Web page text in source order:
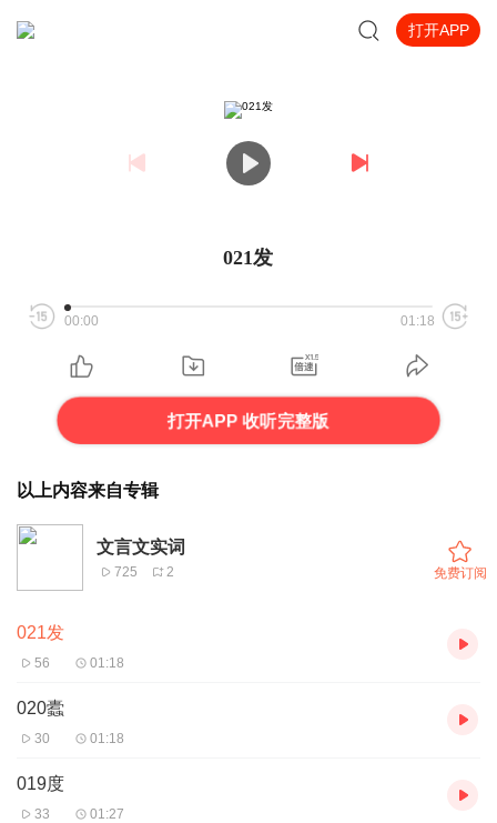
打开APP
021发
00:00 01:18
打开APP 收听完整版
以上内容来自专辑
文言文实词
725 2 免费订阅
021发
56 01:18
020蠹
30 01:18
019度
33 01:27